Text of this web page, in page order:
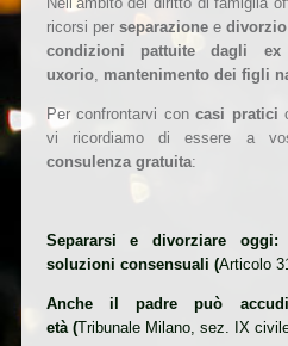
ricorsi per separazioneedivorzio
condizioni pattuite dagli ex
uxorio, mantenimento dei figli
Per confrontarvi concasi pratici
vi ricordiamo di essere a
consulenza gratuita:
Separarsi e divorziare oggi:
soluzioni consensuali (Articolo
Anche il padre può
età (Tribunale Milano, sez. IX